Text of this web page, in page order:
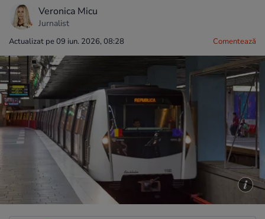
Veronica Micu
Jurnalist
Actualizat pe 09 iun. 2026, 08:28 Comentează